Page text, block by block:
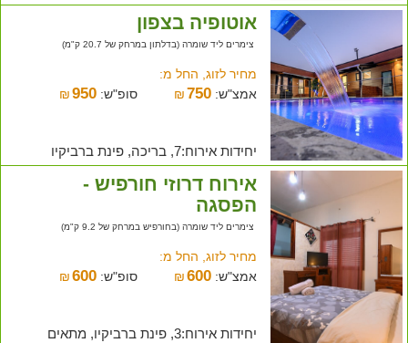
אוטופיה בצפון
צימרים ליד שומרה (בדלתון במרחק של 20.7 ק"מ)
מחיר לזוג, החל מ:
אמצ"ש:
₪750 סופ"ש: ₪ 950
יחידות אירוח:7, בריכה, פינת ברביקיו
אירוח דרוזי חורפיש -
הפסגה
צימרים ליד שומרה (בחורפיש במרחק של 9.2 ק"מ)
מחיר לזוג, החל מ:
אמצ"ש:
₪600 סופ"ש: ₪ 600
יחידות אירוח:3, פינת ברביקיו, מתאים